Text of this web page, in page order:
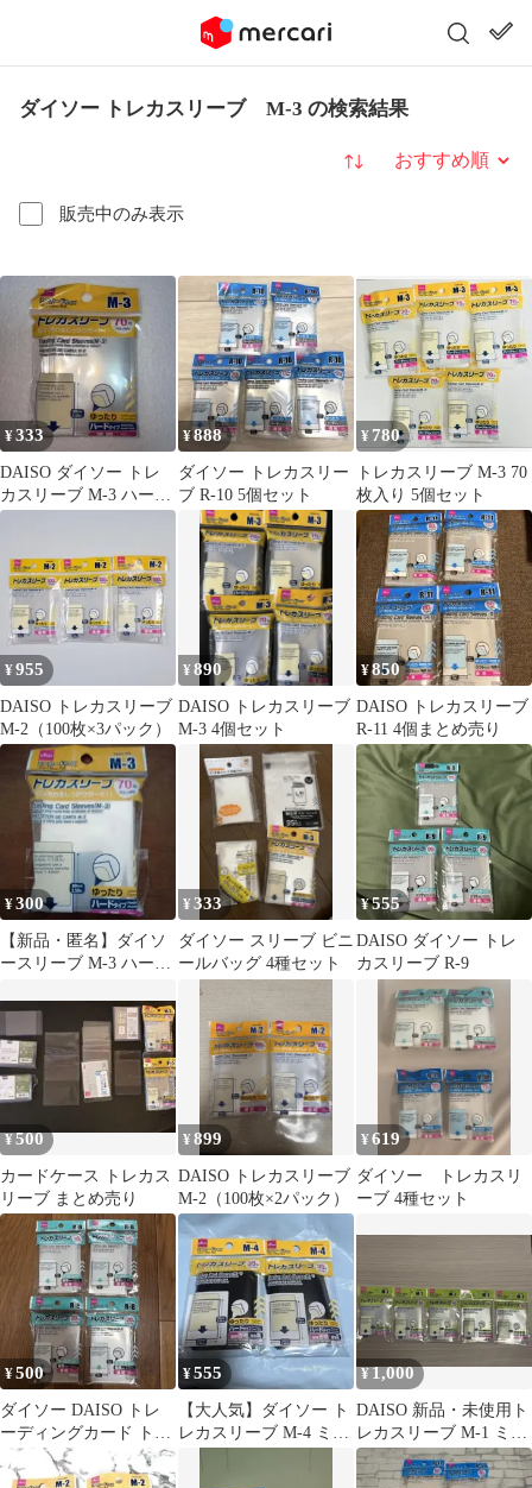
ダイソー トレカスリーブ M-3 の検索結果
販売中のみ表示
並び替え
¥333
DAISO ダイソー トレ
カスリーブ M-3 ハード
70枚
¥888
ダイソー トレカスリー
ブ R-10 5個セット
¥ 780
トレカスリーブ M-3 70
枚入り 5個セット
¥955
DAISO トレカスリーブ
M-2（100枚×3パック）
¥890
DAISO トレカスリーブ
M-3 4個セット
¥850
DAISO トレカスリーブ
R-11 4個まとめ売り
¥300
【新品・匿名】ダイソ
ースリーブ M-3 ハード
¥333
ダイソー スリーブ ビニ
ールバッグ 4種セット
¥555
DAISO ダイソー トレ
カスリーブ R-9
¥500
カードケース トレカス
リーブ まとめ売り
¥899
DAISO トレカスリーブ
M-2（100枚×2パック）
¥619
ダイソー トレカスリ
ーブ 4種セット
¥500
ダイソー DAISO トレ
ーディングカード トレ
カ スリーブ R-8 4個セ
ット
¥555
【大人気】ダイソー ト
レカスリーブ M-4 ミニ
¥1,000
DAISO 新品・未使用ト
レカスリーブ M-1 ミニ
サイズ 80枚入 5個セッ
ト